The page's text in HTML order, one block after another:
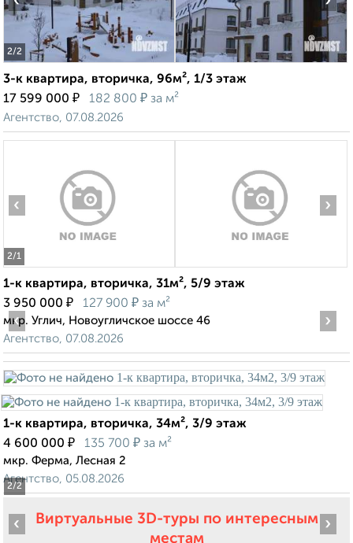
2/2
3-к квартира, вторичка, 96м², 1/3 этаж
17 599 000 ₽ 182 800 ₽ за м²
Агентство, 07.08.2026
2/1
‹ ›
1-к квартира, вторичка, 31м², 5/9 этаж
3 950 000 ₽ 127 900 ₽ за м²
мкр. Углич, Новоугличское шоссе 46
Агентство, 07.08.2026
2/2
‹ ›
1-к квартира, вторичка, 34м², 3/9 этаж
4 600 000 ₽ 135 700 ₽ за м²
мкр. Ферма, Лесная 2
Агентство, 05.08.2026
Виртуальные 3D-туры по интересным
местам
‹ ›